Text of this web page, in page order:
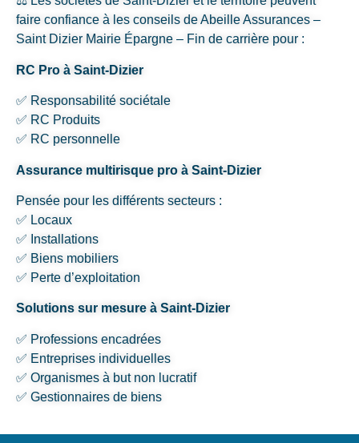
faire confiance à les conseils de Abeille Assurances –
Saint Dizier Mairie Épargne – Fin de carrière pour :
RC Pro à Saint-Dizier
✅ Responsabilité sociétale
✅ RC Produits
✅ RC personnelle
Assurance multirisque pro à Saint-Dizier
Pensée pour les différents secteurs :
✅ Locaux
✅ Installations
✅ Biens mobiliers
✅ Perte d’exploitation
Solutions sur mesure à Saint-Dizier
✅ Professions encadrées
✅ Entreprises individuelles
✅ Organismes à but non lucratif
✅ Gestionnaires de biens